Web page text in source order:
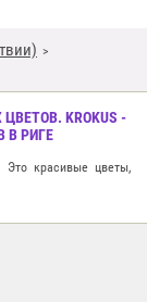
KROKUS -
В РИГЕ
Это красивые цветы,